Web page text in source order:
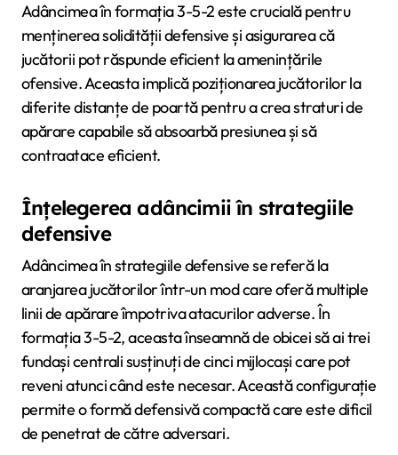
Adâncimea în formația 3-5-2 este crucială pentru
menținerea solidității defensive și asigurarea că
jucătorii pot răspunde eficient la amenințările
ofensive. Aceasta implică poziționarea jucătorilor la
diferite distanțe de poartă pentru a crea straturi de
apărare capabile să absoarbă presiunea și să
contraatace eficient.
Înțelegerea adâncimii în strategiile
defensive
Adâncimea în strategiile defensive se referă la
aranjarea jucătorilor într-un mod care oferă multiple
linii de apărare împotriva atacurilor adverse. În
formația 3-5-2, aceasta înseamnă de obicei să ai trei
fundași centrali susținuți de cinci mijlocași care pot
reveni atunci când este necesar. Această configurație
permite o formă defensivă compactă care este dificil
de penetrat de către adversari.